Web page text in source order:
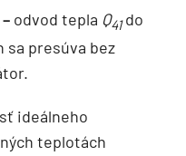
odvod tepla Q41do
sa presúva bez
ideálneho
teplotách